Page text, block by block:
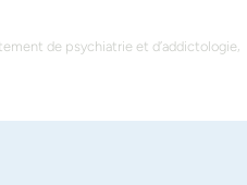
de psychiatrie et d’addictologie,